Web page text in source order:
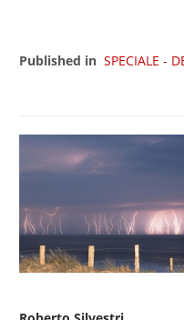
Published in SPECIALE -